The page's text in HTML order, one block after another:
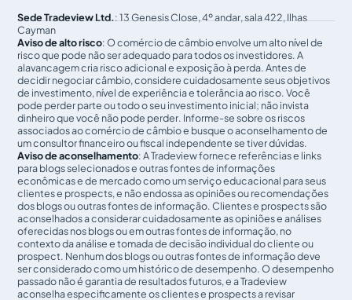
Sede Tradeview Ltd.: 13 Genesis Close, 4º andar, sala 422, Ilhas
Cayman
Aviso de alto risco: O comércio de câmbio envolve um alto nível de
risco que pode não ser adequado para todos os investidores. A
alavancagem cria risco adicional e exposição à perda. Antes de
decidir negociar câmbio, considere cuidadosamente seus objetivos
de investimento, nível de experiência e tolerância ao risco. Você
pode perder parte ou todo o seu investimento inicial; não invista
dinheiro que você não pode perder. Informe-se sobre os riscos
associados ao comércio de câmbio e busque o aconselhamento de
um consultor financeiro ou fiscal independente se tiver dúvidas.
Aviso de aconselhamento: A Tradeview fornece referências e links
para blogs selecionados e outras fontes de informações
econômicas e de mercado como um serviço educacional para seus
clientes e prospects, e não endossa as opiniões ou recomendações
dos blogs ou outras fontes de informação. Clientes e prospects são
aconselhados a considerar cuidadosamente as opiniões e análises
oferecidas nos blogs ou em outras fontes de informação, no
contexto da análise e tomada de decisão individual do cliente ou
prospect. Nenhum dos blogs ou outras fontes de informação deve
ser considerado como um histórico de desempenho. O desempenho
passado não é garantia de resultados futuros, e a Tradeview
aconselha especificamente os clientes e prospects a revisar